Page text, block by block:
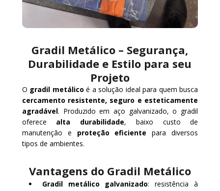
Gradil Metálico – Segurança,
Durabilidade e Estilo para seu
Projeto
O gradil metálico é a solução ideal para quem busca
cercamento resistente, seguro e esteticamente
agradável. Produzido em aço galvanizado, o gradil
oferece alta durabilidade, baixo custo de
manutenção e proteção eficiente para diversos
tipos de ambientes.
Vantagens do Gradil Metálico
Gradil metálico galvanizado: resistência à